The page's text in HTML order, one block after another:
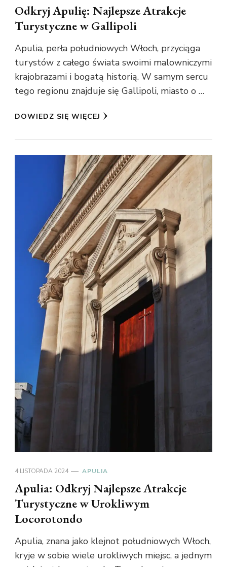
Odkryj Apulię: Najlepsze Atrakcje
Turystyczne w Gallipoli
Apulia, perła południowych Włoch, przyciąga
turystów z całego świata swoimi malowniczymi
krajobrazami i bogatą historią. W samym sercu
tego regionu znajduje się Gallipoli, miasto o …
DOWIEDZ SIĘ WIĘCEJ
4 LISTOPADA 2024 APULIA
Apulia: Odkryj Najlepsze Atrakcje
Turystyczne w Urokliwym
Locorotondo
Apulia, znana jako klejnot południowych Włoch,
kryje w sobie wiele urokliwych miejsc, a jednym